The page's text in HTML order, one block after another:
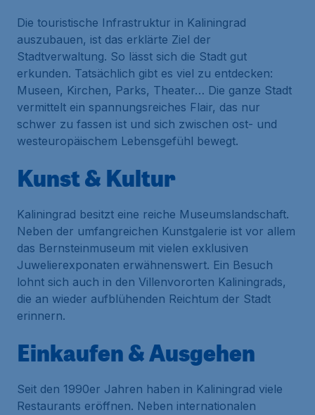
Die touristische Infrastruktur in Kaliningrad
auszubauen, ist das erklärte Ziel der
Stadtverwaltung. So lässt sich die Stadt gut
erkunden. Tatsächlich gibt es viel zu entdecken:
Museen, Kirchen, Parks, Theater… Die ganze Stadt
vermittelt ein spannungsreiches Flair, das nur
schwer zu fassen ist und sich zwischen ost- und
westeuropäischem Lebensgefühl bewegt.
Kunst & Kultur
Kaliningrad besitzt eine reiche Museumslandschaft.
Neben der umfangreichen Kunstgalerie ist vor allem
das Bernsteinmuseum mit vielen exklusiven
Juwelierexponaten erwähnenswert. Ein Besuch
lohnt sich auch in den Villenvororten Kaliningrads,
die an wieder aufblühenden Reichtum der Stadt
erinnern.
Einkaufen & Ausgehen
Seit den 1990er Jahren haben in Kaliningrad viele
Restaurants eröffnen. Neben internationalen